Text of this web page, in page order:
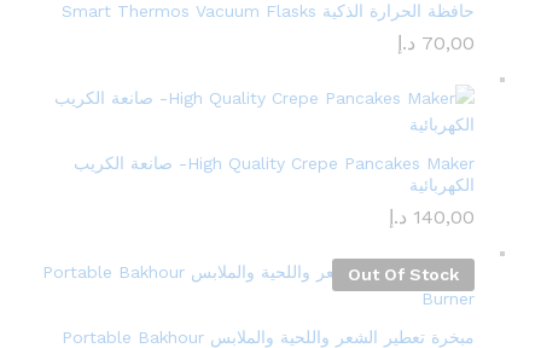
حافظة الحرارة الذكية Smart Thermos Vacuum Flasks
70,00 د.إ
High Quality Crepe Pancakes Maker- صانعة الكريب
الكهربائية
140,00 د.إ
Out Of Stock
مبخرة تعطير الشعر واللحية والملابس Portable Bakhour